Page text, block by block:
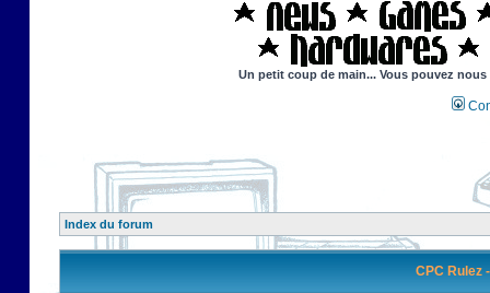
Un petit coup de main... Vous pouvez
Index du forum
CPC Rulez